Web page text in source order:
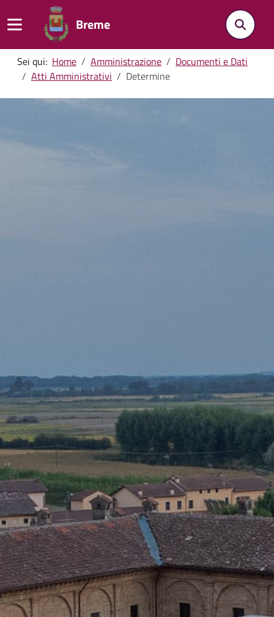
Breme
Sei qui: Home Amministrazione
Documenti e Dati
Atti Amministrativi
Determine